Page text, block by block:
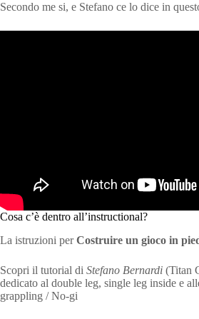
Secondo me si, e Stefano ce lo dice in
Cosa c’è dentro all’instructional?
La istruzioni perCostruire un gioco in
Scopri il tutorial di Stefano Bernardi (Titan
dedicato al double leg, single leg inside e
grappling / No-gi